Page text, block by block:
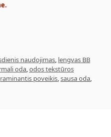
naudojimas, lengvas BB
oda,odos tekstūros
raminantis poveikis,sausa oda,